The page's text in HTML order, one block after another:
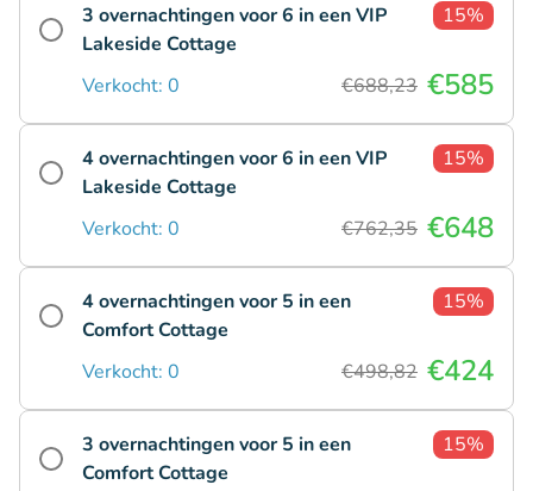
3 overnachtingen voor 6 in een VIP
Lakeside Cottage
15%
Verkocht: 0 €688,23 €585
4 overnachtingen voor 6 in een VIP
Lakeside Cottage
15%
Verkocht: 0 €762,35 €648
4 overnachtingen voor 5 in een
Comfort Cottage
15%
Verkocht: 0 €498,82 €424
3 overnachtingen voor 5 in een
Comfort Cottage
15%